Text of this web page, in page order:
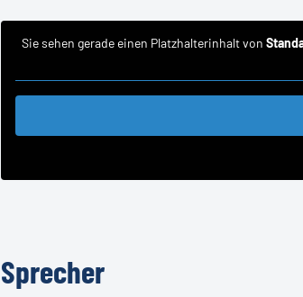
Sie sehen gerade einen Platzhalterinhalt von
Sprecher